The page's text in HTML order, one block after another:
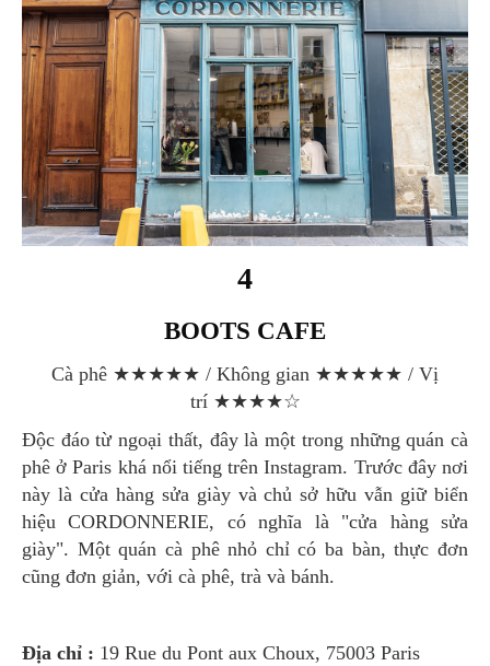
4
BOOTS CAFE
Cà phê ★★★★★ / Không gian ★★★★★ / Vị
trí ★★★★☆
Độc đáo từ ngoại thất, đây là một trong những quán cà
phê ở Paris khá nổi tiếng trên Instagram. Trước đây nơi
này là cửa hàng sửa giày và chủ sở hữu vẫn giữ biển
hiệu CORDONNERIE, có nghĩa là "cửa hàng sửa
giày". Một quán cà phê nhỏ chỉ có ba bàn, thực đơn
cũng đơn giản, với cà phê, trà và bánh.
Địa chỉ : 19 Rue du Pont aux Choux, 75003 Paris